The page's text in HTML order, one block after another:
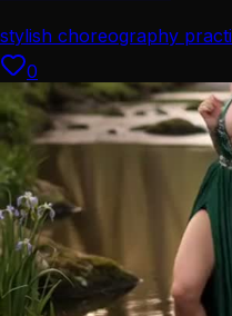
stylish choreography
performance
0